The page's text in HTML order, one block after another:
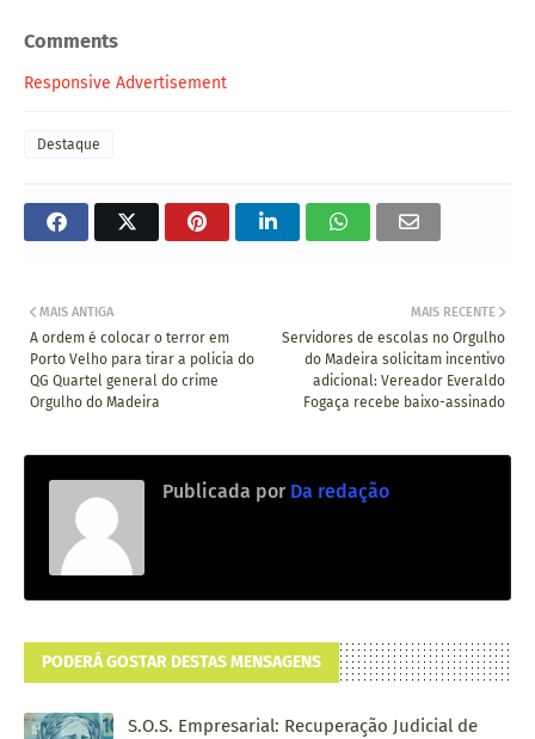
Comments
Responsive Advertisement
Destaque
MAIS RECENTE
Servidores de escolas no Orgulho
do Madeira solicitam incentivo
adicional: Vereador Everaldo
Fogaça recebe baixo-assinado
MAIS ANTIGA
A ordem é colocar o terror em
Porto Velho para tirar a policia do
QG Quartel general do crime
Orgulho do Madeira
Publicada por Da redação
PODERÁ GOSTAR DESTAS MENSAGENS
S.O.S. Empresarial: Recuperação Judicial de